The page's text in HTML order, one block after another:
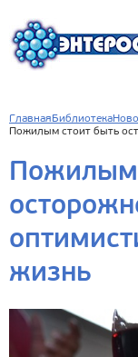
Главная Библиотека
Пожилым стоит быть
Пожилым
жизнь